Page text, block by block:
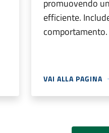
promuovendo
efficiente.
comportamento.
VAI ALLA PAGINA